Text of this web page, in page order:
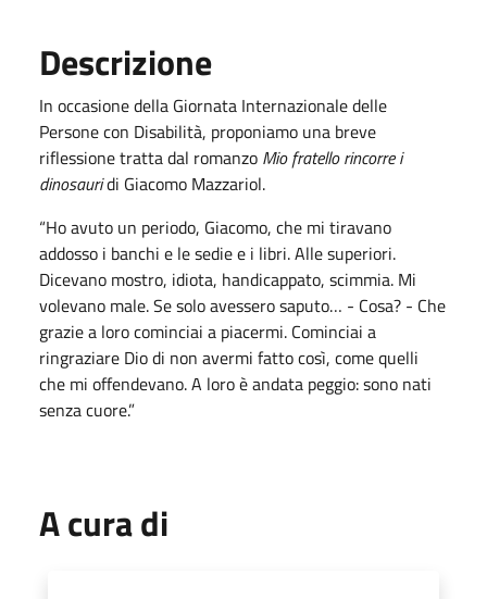
Descrizione
In occasione della Giornata Internazionale delle
Persone con Disabilità, proponiamo una breve
riflessione tratta dal romanzo Mio fratello rincorre i
dinosauridi Giacomo Mazzariol.
“Ho avuto un periodo, Giacomo, che mi tiravano
addosso i banchi e le sedie e i libri. Alle superiori.
Dicevano mostro, idiota, handicappato, scimmia. Mi
volevano male. Se solo avessero saputo… - Cosa? - Che
grazie a loro cominciai a piacermi. Cominciai a
ringraziare Dio di non avermi fatto così, come quelli
che mi offendevano. A loro è andata peggio: sono nati
senza cuore.”
A cura di